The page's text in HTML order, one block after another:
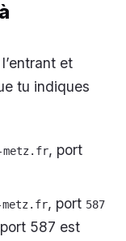
et
tu indiques
metz.fr, port
metz.fr, port 587
587 est